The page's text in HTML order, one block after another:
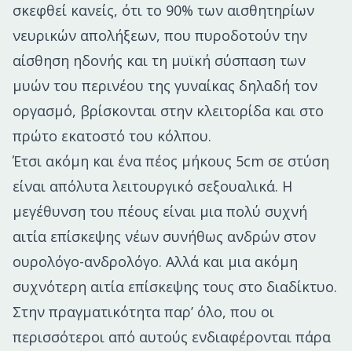
σκεφθεί κανείς, ότι το 90% των αισθητηρίων
νευρικών απολήξεων, που πυροδοτούν την
αίσθηση ηδονής και τη μυϊκή σύσπαση των
μυών του περινέου της γυναίκας δηλαδή τον
οργασμό, βρίσκονται στην κλειτορίδα και στο
πρώτο εκατοστό του κόλπου.
Έτσι ακόμη και ένα πέος μήκους 5cm σε στύση
είναι απόλυτα λειτουργικό σεξουαλικά. Η
μεγέθυνση του πέους είναι μια πολύ συχνή
αιτία επίσκεψης νέων συνήθως ανδρών στον
ουρολόγο-ανδρολόγο. Αλλά και μια ακόμη
συχνότερη αιτία επίσκεψης τους στο διαδίκτυο.
Στην πραγματικότητα παρ’ όλο, που οι
περισσότεροι από αυτούς ενδιαφέρονται πάρα